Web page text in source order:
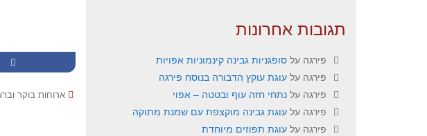
ארוחות בוקר
תגובות אחרונות
פירגה על סופגניות גבינה קינמוניות אפויות
פירגה על עוגת עוקץ הדבורה בנוסח פירגה
פירגה על נתחי חזה עוף ובטטה – אפוי
פירגה על עוגת גבינה מוקצפת עם שמנת מתוקה
פירגה על עוגת תפוזים מיוחדת